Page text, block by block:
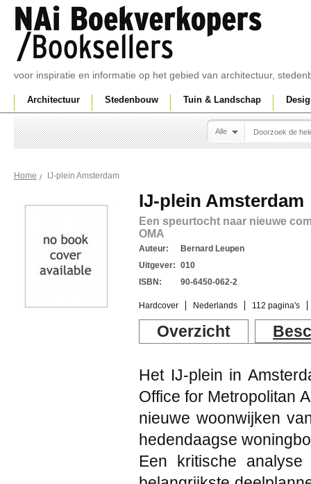
voor inspiratie en informatie op het gebied van architectuur,
Architectuur Stedenbouw Tuin & Landschap
Alle
Home IJ-plein Amsterdam
IJ-plein Amsterdam
Een speurtocht naar nieuwe
OMA
Auteur:
Bernard Leupen
Uitgever: 010
ISBN:
90-6450-062-2
Hardcover Nederlands 112 pagina's
Overzicht
Het IJ-plein in
Office for Metropolitan
nieuwe woonwijken
hedendaagse
Een kritische